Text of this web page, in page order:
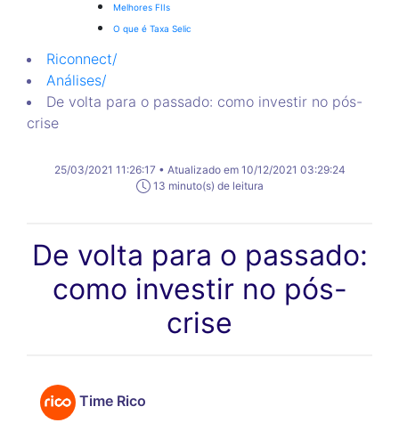
Melhores FIIs
O que é Taxa Selic
Riconnect/
Análises/
De volta para o passado: como investir no pós-
crise
25/03/2021 11:26:17 • Atualizado em 10/12/2021 03:29:24
13 minuto(s) de leitura
De volta para o passado:
como investir no pós-
crise
Time Rico